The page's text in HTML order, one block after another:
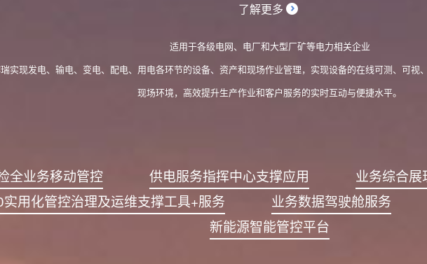
了解更多
适用于各级电网、电厂和大型厂矿等电力相关企业
实现发电、输电、变电、配电、用电各环节的设备、资产和现场作业管理，实现设备的在线可测、可视
现场环境，高效提升生产作业和客户服务的实时互动与便捷水平。
全业务移动管控 供电服务指挥中心支撑应用
业务综合展
用化管控治理及运维支撑工具+服务
业务数据驾驶舱服务
新能源智能管控平台